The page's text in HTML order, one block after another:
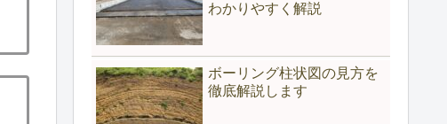
わかりやすく解説
ボーリング柱状図の見方を
徹底解説します